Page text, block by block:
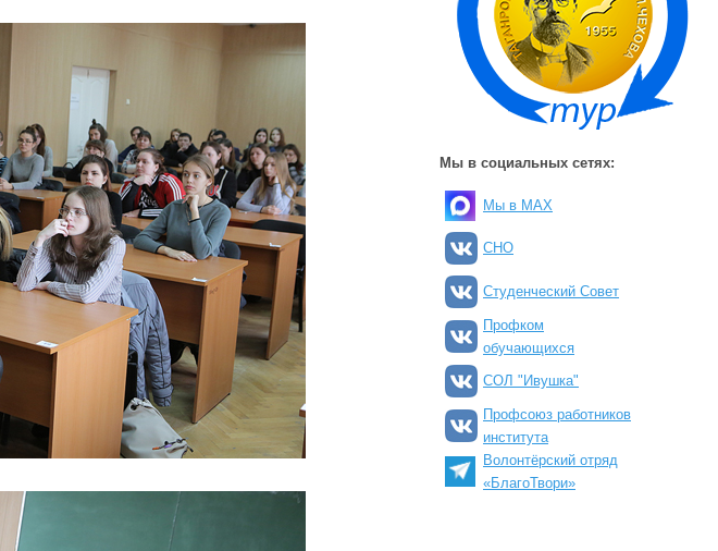
Мы в социальных сетях:
Мы в MAX
СНО
Студенческий Совет
Профком
обучающихся
СОЛ "Ивушка"
Профсоюз работников
института
Волонтёрский отряд
«БлагоТвори»